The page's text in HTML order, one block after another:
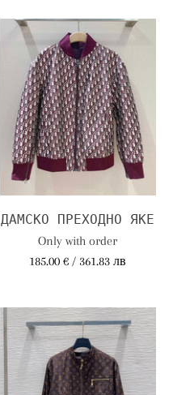
ДАМСКО ПРЕХОДНО ЯКЕ
Only with order
185.00 € / 361.83 лв